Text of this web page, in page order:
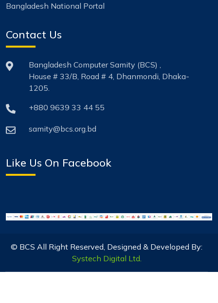
Bangladesh National Portal
Contact Us
Bangladesh Computer Samity (BCS) ,
House # 33/B, Road # 4, Dhanmondi, Dhaka-
1205.
+880 9639 33 44 55
samity@bcs.org.bd
Like Us On Facebook
© BCS All Right Reserved, Designed & Developed By:
Systech Digital Ltd.